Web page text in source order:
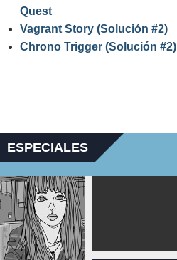
Quest
Vagrant Story (Solución #2)
Chrono Trigger (Solución #2)
ESPECIALES